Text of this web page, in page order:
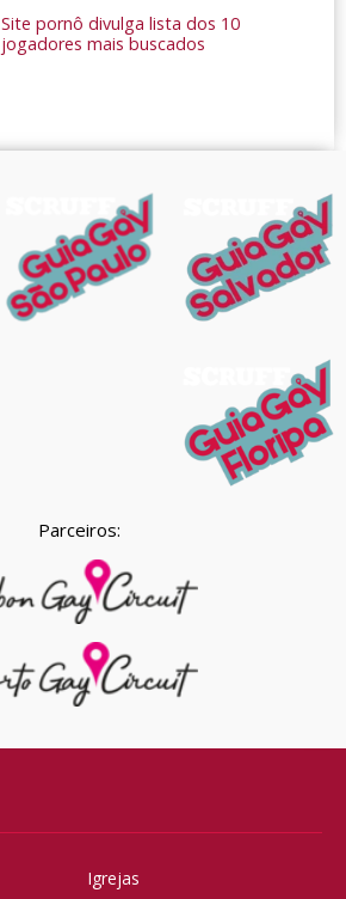
Site pornô divulga lista dos 10
jogadores mais buscados
Parceiros:
Igrejas